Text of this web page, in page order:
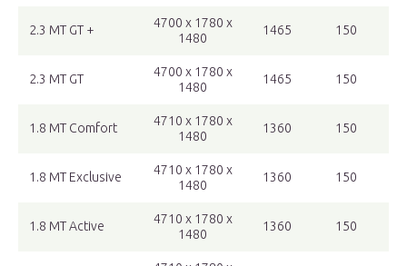
2.3 MT GT +
4700 x 1780 x
1480
1465 150
2.3 MT GT
4700 x 1780 x
1480
1465 150
1.8 MT Comfort
4710 x 1780 x
1480
1360 150
1.8 MT Exclusive
4710 x 1780 x
1480
1360 150
1.8 MT Active
4710 x 1780 x
1480
1360 150